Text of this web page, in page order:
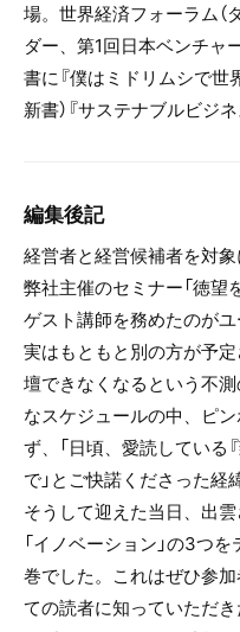
場。世界経済フォーラム（
ダー、第1回日本ベンチャ
書に『僕はミドリムシで世
新書）『サステナブルビジネ
編集後記
経営者と経営候補者を対
弊社主催のセミナー「徳望
ゲスト講師を務めたのが
実はもともと別の方が予
壇できなくなるという不
なスケジュールの中、ピ
ず、「日頃、愛読している
で」とご快諾くださった経
そうして迎えた当日、出雲
「イノベーション」の3つ
巻でした。これはぜひ参
ての読者に知っていただ